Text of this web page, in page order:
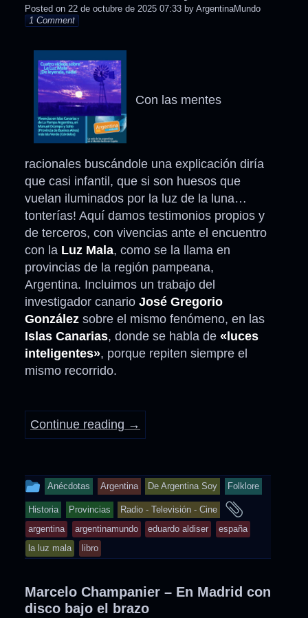
Posted on 22 de octubre de 2025 07:33 by ArgentinaMundo
1 Comment
Con las mentes
racionales buscándole una explicación diría
que casi infantil, que si son huesos que
vuelan iluminados por la luz de la luna…
tonterías! Aquí damos testimonios propios y
de terceros, con vivencias ante el encuentro
con la Luz Mala, como se la llama en
provincias de la región pampeana,
Argentina. Incluimos un trabajo del
investigador canario José Gregorio
González sobre el mismo fenómeno, en las
Islas Canarias, donde se habla de «luces
inteligentes», porque repiten siempre el
mismo recorrido.
Continue reading →
This
entry
was
posted
in
Anécdotas Argentina De Argentina Soy Folklore
Historia Provincias Radio - Televisión - Cine
tagged
argentina argentinamundo eduardo aldiser
españa
la luz mala
libro
Marcelo Champanier – En Madrid con
disco bajo el brazo